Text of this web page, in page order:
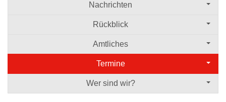
Nachrichten
Rückblick
Amtliches
Termine
Wer sind wir?